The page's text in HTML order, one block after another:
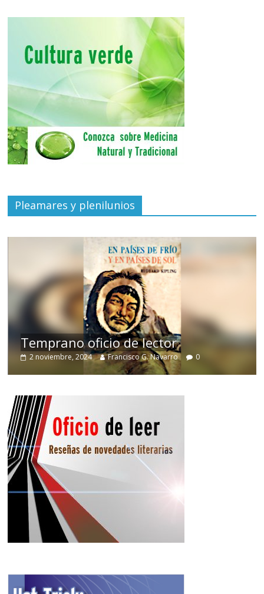
Pleamares y plenilunios
Temprano oficio de lector
2 noviembre, 2024 Francisco G. Navarro 0